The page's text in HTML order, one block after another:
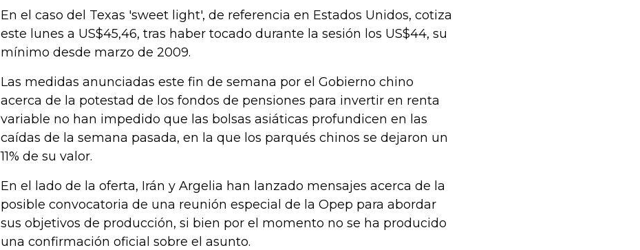
En el caso del Texas 'sweet light', de referencia en Estados Unidos, cotiza
este lunes a US$45,46, tras haber tocado durante la sesión los US$44, su
mínimo desde marzo de 2009.
Las medidas anunciadas este fin de semana por el Gobierno chino
acerca de la potestad de los fondos de pensiones para invertir en renta
variable no han impedido que las bolsas asiáticas profundicen en las
caídas de la semana pasada, en la que los parqués chinos se dejaron un
11% de su valor.
En el lado de la oferta, Irán y Argelia han lanzado mensajes acerca de la
posible convocatoria de una reunión especial de la Opep para abordar
sus objetivos de producción, si bien por el momento no se ha producido
una confirmación oficial sobre el asunto.